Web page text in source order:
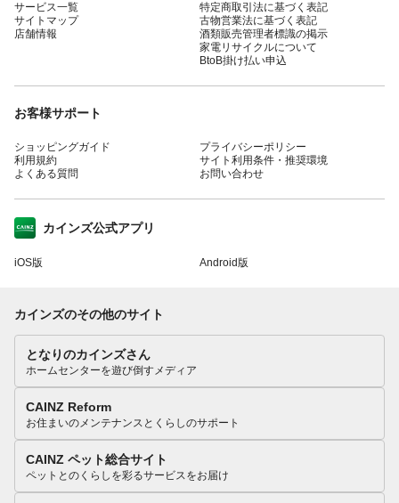
サービス一覧
サイトマップ
店舗情報
特定商取引法に基づく表記
古物営業法に基づく表記
酒類販売管理者標識の掲示
家電リサイクルについて
BtoB掛け払い申込
お客様サポート
ショッピングガイド
利用規約
よくある質問
プライバシーポリシー
サイト利用条件・推奨環境
お問い合わせ
カインズ公式アプリ
iOS版 Android版
カインズのその他のサイト
となりのカインズさん
ホームセンターを遊び倒すメディア
CAINZ Reform
お住まいのメンテナンスとくらしのサポート
CAINZ ペット総合サイト
ペットとのくらしを彩るサービスをお届け